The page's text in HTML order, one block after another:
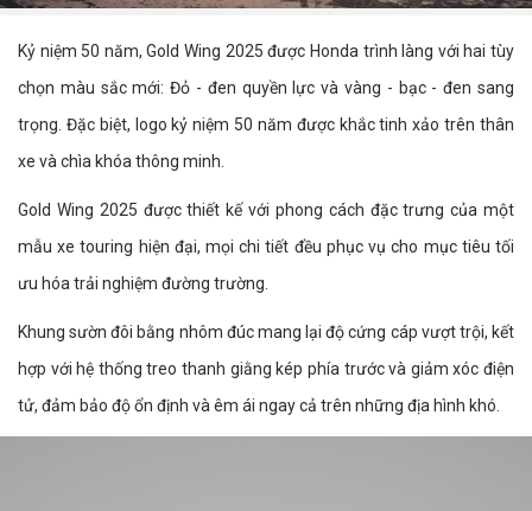
Kỷ niệm 50 năm, Gold Wing 2025 được Honda trình làng với hai tùy
chọn màu sắc mới: Đỏ - đen quyền lực và vàng - bạc - đen sang
trọng. Đặc biệt, logo kỷ niệm 50 năm được khắc tinh xảo trên thân
xe và chìa khóa thông minh.
Gold Wing 2025 được thiết kế với phong cách đặc trưng của một
mẫu xe touring hiện đại, mọi chi tiết đều phục vụ cho mục tiêu tối
ưu hóa trải nghiệm đường trường.
Khung sườn đôi bằng nhôm đúc mang lại độ cứng cáp vượt trội, kết
hợp với hệ thống treo thanh giằng kép phía trước và giảm xóc điện
tử, đảm bảo độ ổn định và êm ái ngay cả trên những địa hình khó.